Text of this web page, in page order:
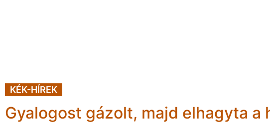
KÉK-HÍREK
Gyalogost gázolt, majd elhagyta a